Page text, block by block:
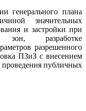
генерального плана
значительных
и застройки при
зон, разработке
разрешенного
ПЗиЗ с внесением
публичных